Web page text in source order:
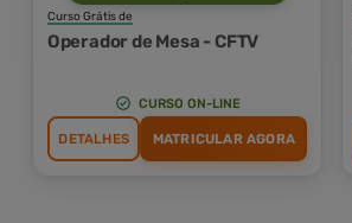
Curso Grátis de
Operador de Mesa - CFTV
CURSO ON-LINE
DETALHES MATRICULAR AGORA